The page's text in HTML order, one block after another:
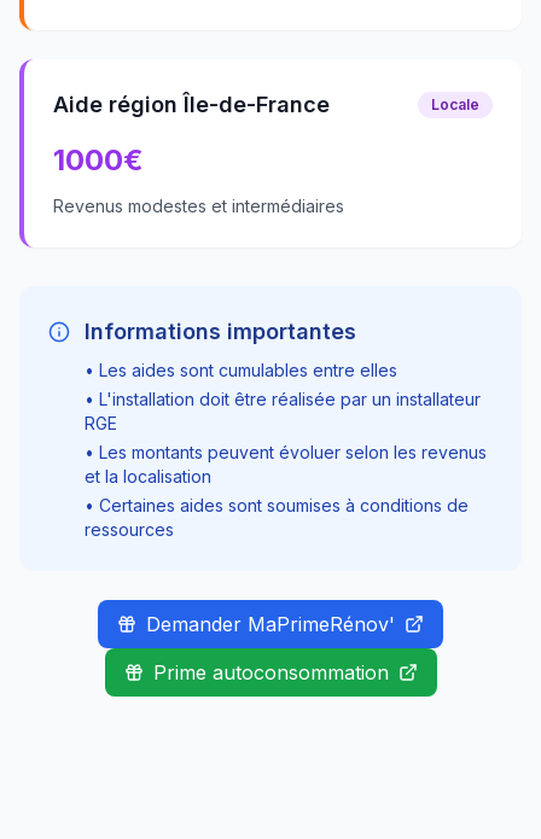
Aide région Île-de-France Locale
1000€
Revenus modestes et intermédiaires
Informations importantes
• Les aides sont cumulables entre elles
• L'installation doit être réalisée par un installateur
RGE
• Les montants peuvent évoluer selon les revenus
et la localisation
• Certaines aides sont soumises à conditions de
ressources
Demander MaPrimeRénov'
Prime autoconsommation